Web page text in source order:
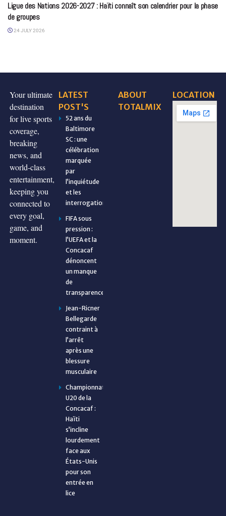
Ligue des Nations 2026-2027 : Haïti connaît son calendrier pour la phase
de groupes
24 JULY 2026
Your ultimate
destination
for live sports
coverage,
breaking
news, and
world-class
entertainment,
keeping you
connected to
every goal,
game, and
moment.
LATEST
POST'S
52 ans du
Baltimore
SC : une
célébration
marquée
par
l’inquiétude
et les
interrogations
FIFA sous
pression :
l’UEFA et la
Concacaf
dénoncent
un manque
de
transparence
Jean-Ricner
Bellegarde
contraint à
l’arrêt
après une
blessure
musculaire
Championnat
U20 de la
Concacaf :
Haïti
s’incline
lourdement
face aux
États-Unis
pour son
entrée en
lice
ABOUT
TOTALMIX
LOCATION